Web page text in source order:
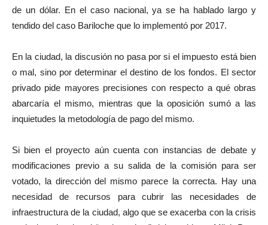
de un dólar. En el caso nacional, ya se ha hablado largo y
tendido del caso Bariloche que lo implementó por 2017.
En la ciudad, la discusión no pasa por si el impuesto está bien
o mal, sino por determinar el destino de los fondos. El sector
privado pide mayores precisiones con respecto a qué obras
abarcaría el mismo, mientras que la oposición sumó a las
inquietudes la metodología de pago del mismo.
Si bien el proyecto aún cuenta con instancias de debate y
modificaciones previo a su salida de la comisión para ser
votado, la dirección del mismo parece la correcta. Hay una
necesidad de recursos para cubrir las necesidades de
infraestructura de la ciudad, algo que se exacerba con la crisis